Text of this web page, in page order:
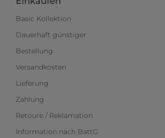
Basic Kollektion
Dauerhaft günstiger
Bestellung
Versandkosten
Lieferung
Zahlung
Retoure / Reklamation
Information nach BattG